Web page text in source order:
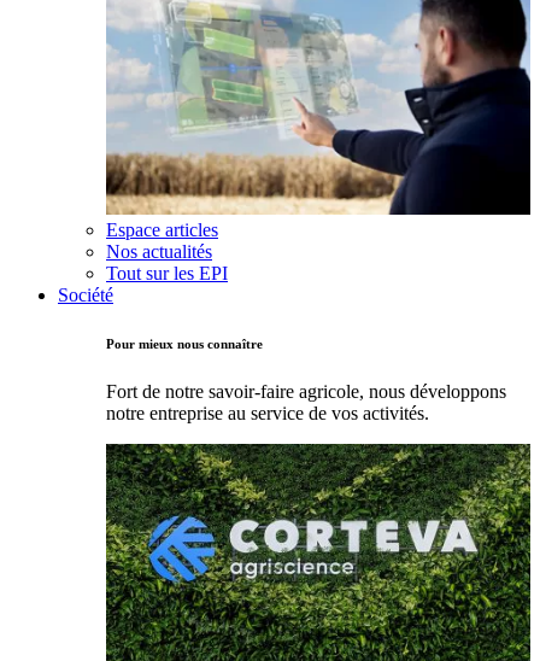
Espace articles
Nos actualités
Tout sur les EPI
Société
Pour mieux nous connaître
Fort de notre savoir-faire agricole, nous développons
notre entreprise au service de vos activités.